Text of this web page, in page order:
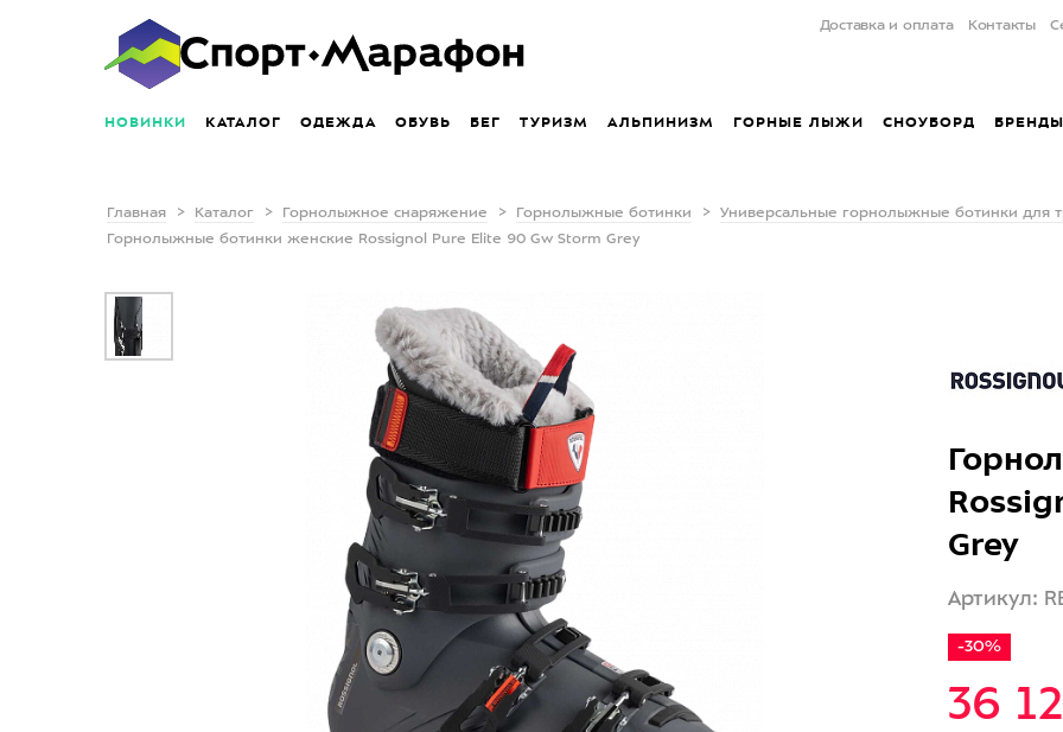
Доставка и оплата Контакты
НОВИНКИ КАТАЛОГ ОДЕЖДА ОБУВЬ БЕГ ТУРИЗМ АЛЬПИНИЗМ ГОРНЫЕ ЛЫЖИ СНОУБОРД БРЕНДЫ
Главная Каталог Горнолыжное снаряжение Горнолыжные ботинки
Универсальные горнолыжные ботинки для
Горнолыжные ботинки женские Rossignol Pure Elite 90 Gw Storm Grey
Grey
Артикул:
-30%
36